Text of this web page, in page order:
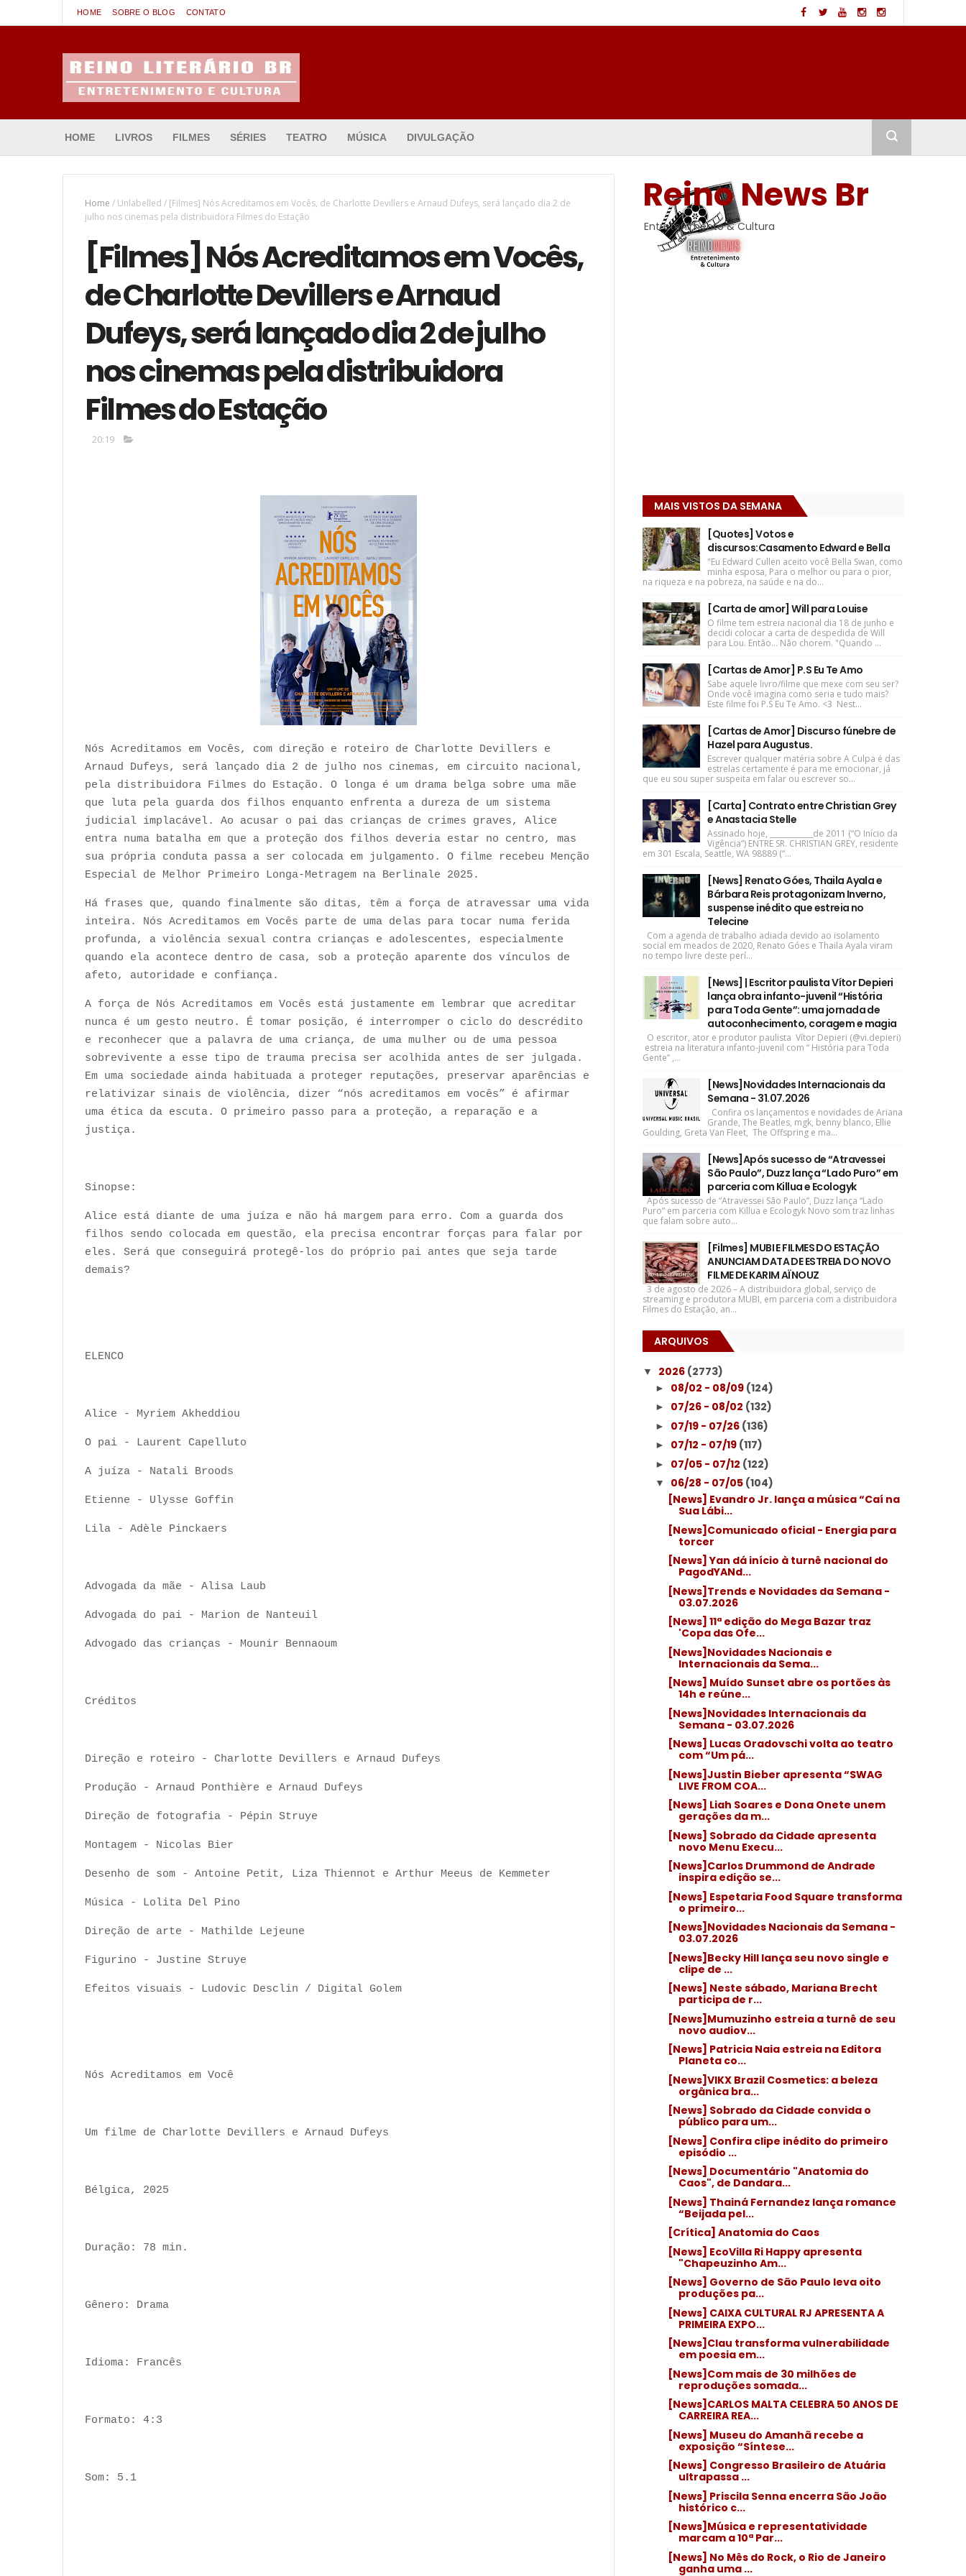
HOME SOBRE O BLOG CONTATO
HOME LIVROS FILMES SÉRIES TEATRO MÚSICA DIVULGAÇÃO
Home / Unlabelled / [Filmes] Nós Acreditamos em Vocês, de Charlotte Devillers e Arnaud Dufeys, será lançado dia 2 de
julho nos cinemas pela distribuidora Filmes do Estação
[Filmes] Nós Acreditamos em Vocês,
de Charlotte Devillers e Arnaud
Dufeys, será lançado dia 2 de julho
nos cinemas pela distribuidora
Filmes do Estação
20:19
Nós Acreditamos em Vocês, com direção e roteiro de Charlotte Devillers e
Arnaud Dufeys, será lançado dia 2 de julho nos cinemas, em circuito nacional,
pela distribuidora Filmes do Estação. O longa é um drama belga sobre uma mãe
que luta pela guarda dos filhos enquanto enfrenta a dureza de um sistema
judicial implacável. Ao acusar o pai das crianças de crimes graves, Alice
entra numa batalha em que a proteção dos filhos deveria estar no centro, mas
sua própria conduta passa a ser colocada em julgamento. O filme recebeu Menção
Especial de Melhor Primeiro Longa-Metragem na Berlinale 2025.
Há frases que, quando finalmente são ditas, têm a força de atravessar uma vida
inteira. Nós Acreditamos em Vocês parte de uma delas para tocar numa ferida
profunda, a violência sexual contra crianças e adolescentes, especialmente
quando ela acontece dentro de casa, sob a proteção aparente dos vínculos de
afeto, autoridade e confiança.
A força de Nós Acreditamos em Vocês está justamente em lembrar que acreditar
nunca é um gesto neutro. É tomar posição, é interromper o ciclo do descrédito
e reconhecer que a palavra de uma criança, de uma mulher ou de uma pessoa
sobrevivente a esse tipo de trauma precisa ser acolhida antes de ser julgada.
Em uma sociedade ainda habituada a proteger reputações, preservar aparências e
relativizar sinais de violência, dizer “nós acreditamos em vocês” é afirmar
uma ética da escuta. O primeiro passo para a proteção, a reparação e a
justiça.
Sinopse:
Alice está diante de uma juíza e não há margem para erro. Com a guarda dos
filhos sendo colocada em questão, ela precisa encontrar forças para falar por
eles. Será que conseguirá protegê-los do próprio pai antes que seja tarde
demais?
ELENCO
Alice - Myriem Akheddiou
O pai - Laurent Capelluto
A juíza - Natali Broods
Etienne - Ulysse Goffin
Lila - Adèle Pinckaers
Advogada da mãe - Alisa Laub
Advogada do pai - Marion de Nanteuil
Advogado das crianças - Mounir Bennaoum
Créditos
Direção e roteiro - Charlotte Devillers e Arnaud Dufeys
Produção - Arnaud Ponthière e Arnaud Dufeys
Direção de fotografia - Pépin Struye
Montagem - Nicolas Bier
Desenho de som - Antoine Petit, Liza Thiennot e Arthur Meeus de Kemmeter
Música - Lolita Del Pino
Direção de arte - Mathilde Lejeune
Figurino - Justine Struye
Efeitos visuais - Ludovic Desclin / Digital Golem
Nós Acreditamos em Você
Um filme de Charlotte Devillers e Arnaud Dufeys
Bélgica, 2025
Duração: 78 min.
Gênero: Drama
Idioma: Francês
Formato: 4:3
Som: 5.1
Reino News Br
Entretenimento & Cultura
MAIS VISTOS DA SEMANA
[Quotes] Votos e
discursos:Casamento Edward e Bella
"Eu Edward Cullen aceito você Bella Swan, como
minha esposa, Para o melhor ou para o pior,
na riqueza e na pobreza, na saúde e na do...
[Carta de amor] Will para Louise
O filme tem estreia nacional dia 18 de junho e
decidi colocar a carta de despedida de Will
para Lou. Então... Não chorem. "Quando ...
[Cartas de Amor] P.S Eu Te Amo
Sabe aquele livro/filme que mexe com seu ser?
Onde você imagina como seria e tudo mais?
Este filme foi P.S Eu Te Amo. <3 Nest...
[Cartas de Amor] Discurso fúnebre de
Hazel para Augustus.
Escrever qualquer matéria sobre A Culpa é das
estrelas certamente é para me emocionar, já
que eu sou super suspeita em falar ou escrever so...
[Carta] Contrato entre Christian Grey
e Anastacia Stelle
Assinado hoje, ____________de 2011 (“O Início da
Vigência”) ENTRE SR. CHRISTIAN GREY, residente
em 301 Escala, Seattle, WA 98889 (“...
[News] Renato Góes, Thaila Ayala e
Bárbara Reis protagonizam Inverno,
suspense inédito que estreia no
Telecine
Com a agenda de trabalho adiada devido ao isolamento
social em meados de 2020, Renato Góes e Thaila Ayala viram
no tempo livre deste perí...
[News] | Escritor paulista Vítor Depieri
lança obra infanto-juvenil “História
para Toda Gente”: uma jornada de
autoconhecimento, coragem e magia
O escritor, ator e produtor paulista Vítor Depieri (@vi.depieri)
estreia na literatura infanto-juvenil com “ História para Toda
Gente” ,...
[News]Novidades Internacionais da
Semana - 31.07.2026
Confira os lançamentos e novidades de Ariana
Grande, The Beatles, mgk, benny blanco, Ellie
Goulding, Greta Van Fleet, The Offspring e ma...
[News]Após sucesso de “Atravessei
São Paulo”, Duzz lança “Lado Puro” em
parceria com Killua e Ecologyk
Após sucesso de “Atravessei São Paulo”, Duzz lança “Lado
Puro” em parceria com Killua e Ecologyk Novo som traz linhas
que falam sobre auto...
[Filmes] MUBI E FILMES DO ESTAÇÃO
ANUNCIAM DATA DE ESTREIA DO NOVO
FILME DE KARIM AÏNOUZ
3 de agosto de 2026 – A distribuidora global, serviço de
streaming e produtora MUBI, em parceria com a distribuidora
Filmes do Estação, an...
ARQUIVOS
▼ 2026 (2773)
► 08/02 - 08/09 (124)
► 07/26 - 08/02 (132)
► 07/19 - 07/26 (136)
► 07/12 - 07/19 (117)
► 07/05 - 07/12 (122)
▼ 06/28 - 07/05 (104)
[News] Evandro Jr. lança a música “Caí na
Sua Lábi...
[News]Comunicado oficial - Energia para
torcer
[News] Yan dá início à turnê nacional do
PagodYANd...
[News]Trends e Novidades da Semana -
03.07.2026
[News] 11ª edição do Mega Bazar traz
'Copa das Ofe...
[News]Novidades Nacionais e
Internacionais da Sema...
[News] Muído Sunset abre os portões às
14h e reúne...
[News]Novidades Internacionais da
Semana - 03.07.2026
[News] Lucas Oradovschi volta ao teatro
com “Um pá...
[News]Justin Bieber apresenta “SWAG
LIVE FROM COA...
[News] Liah Soares e Dona Onete unem
gerações da m...
[News] Sobrado da Cidade apresenta
novo Menu Execu...
[News]Carlos Drummond de Andrade
inspira edição se...
[News] Espetaria Food Square transforma
o primeiro...
[News]Novidades Nacionais da Semana -
03.07.2026
[News]Becky Hill lança seu novo single e
clipe de ...
[News] Neste sábado, Mariana Brecht
participa de r...
[News]Mumuzinho estreia a turnê de seu
novo audiov...
[News] Patricia Naia estreia na Editora
Planeta co...
[News]VIKX Brazil Cosmetics: a beleza
orgânica bra...
[News] Sobrado da Cidade convida o
público para um...
[News] Confira clipe inédito do primeiro
episódio ...
[News] Documentário "Anatomia do
Caos", de Dandara...
[News] Thainá Fernandez lança romance
“Beijada pel...
[Crítica] Anatomia do Caos
[News] EcoVilla Ri Happy apresenta
"Chapeuzinho Am...
[News] Governo de São Paulo leva oito
produções pa...
[News] CAIXA CULTURAL RJ APRESENTA A
PRIMEIRA EXPO...
[News]Clau transforma vulnerabilidade
em poesia em...
[News]Com mais de 30 milhões de
reproduções somada...
[News]CARLOS MALTA CELEBRA 50 ANOS DE
CARREIRA REA...
[News] Museu do Amanhã recebe a
exposição “Síntese...
[News] Congresso Brasileiro de Atuária
ultrapassa ...
[News] Priscila Senna encerra São João
histórico c...
[News]Música e representatividade
marcam a 10ª Par...
[News] No Mês do Rock, o Rio de Janeiro
ganha uma ...